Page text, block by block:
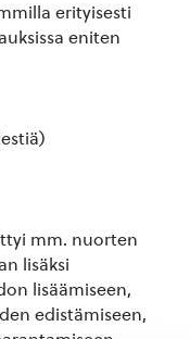
erityisesti
eniten
mm. nuorten
lisäksi
lisäämiseen,
edistämiseen,